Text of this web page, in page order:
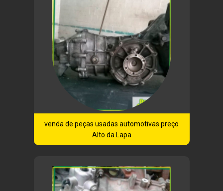
venda de peças usadas automotivas preço
Alto da Lapa